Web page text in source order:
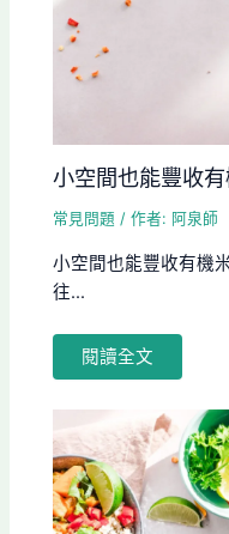
小空間也能豐收
常見問題 / 作者: 阿泉師
小空間也能豐收有機
往...
閱讀全文